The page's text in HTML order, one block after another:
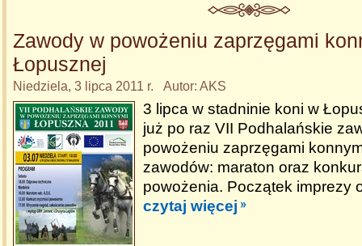
Zawody w powożeniu zaprzęgami
Łopusznej
Niedziela, 3 lipca 2011 r. Autor: AKS
3 lipca w stadninie koni w
już po raz VII Podhalańskie
powożeniu zaprzęgami
zawodów: maraton oraz
powożenia. Początek imprezy
czytaj więcej